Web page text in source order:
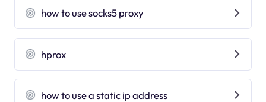
how to use socks5 proxy
hprox
how to use a static ip address